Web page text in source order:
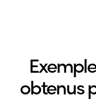
obtenus